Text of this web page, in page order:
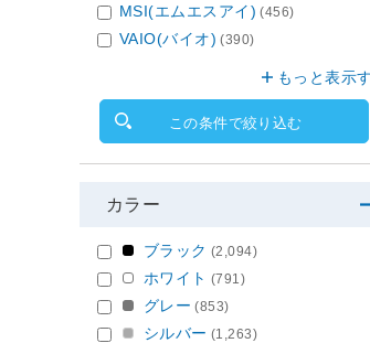
MSI(エムエスアイ) (456)
VAIO(バイオ) (390)
もっと表示
この条件で絞り込む
カラー
ブラック (2,094)
ホワイト (791)
グレー (853)
シルバー (1,263)